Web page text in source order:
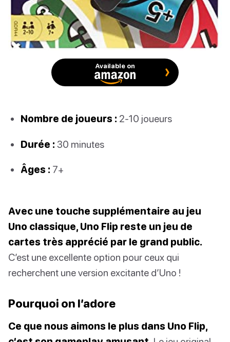
Available on
Nombre de joueurs : 2-10 joueurs
Durée : 30 minutes
Âges : 7+
Avec une touche supplémentaire au jeu
Uno classique, Uno Flip reste un jeu de
cartes très apprécié par le grand public.
C’est une excellente option pour ceux qui
recherchent une version excitante d’Uno !
Pourquoi on l’adore
Ce que nous aimons le plus dans Uno Flip,